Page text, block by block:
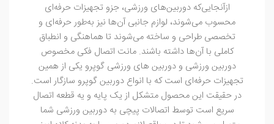
ازآنجایی‌که دوربین‌های ورزشی، جزو تجهیزات حرفه‌ای
محسوب می‌شوند، لوازم جانبی آن‌ها نیز به‌طور حرفه‌ای و
تخصصی طراحی و ساخته می‌شوند تا هماهنگی و انطباق
کاملی با آن‌ها داشته باشند. مانت اتصال فکی مخصوص
دوربین ورزشی و دوربین های ورزشی گوپرو یکی از همین
تجهیزات حرفه‌ای است که با انواع دوربین گوپرو سازگار است.
در حقیقت این محصول متشکل از یک پایه و یه قطعه اتصال
سریع است توسط اتصالات پیچی به دوربین ورزشی شما